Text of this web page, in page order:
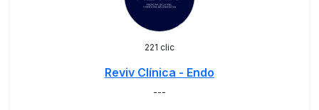
221 clic
Reviv Clínica - Endo
---